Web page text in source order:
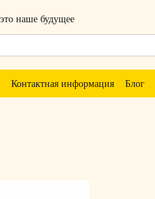
наше будущее
Контактная информация Блог